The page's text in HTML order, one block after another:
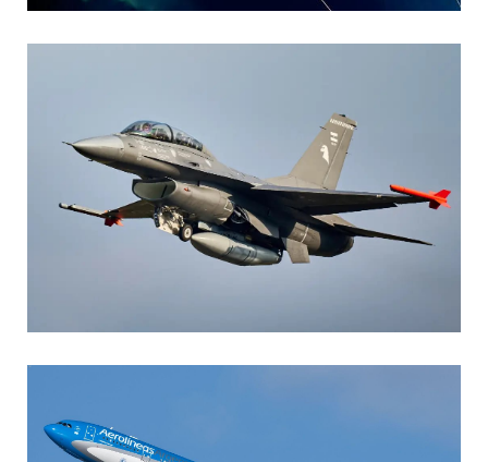
AGUSTIN BOFFI
Aviación Militar, Fuerza Aérea Argentina